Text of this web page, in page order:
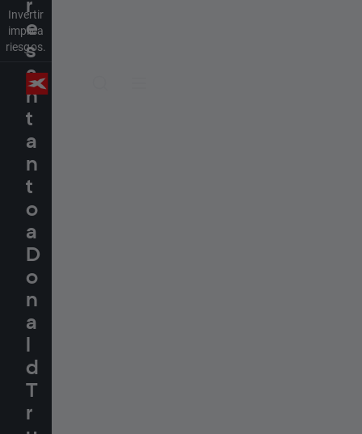
Invertir
implica
riesgos.
r
e
s
a
n
t
a
n
t
o
a
D
o
n
a
l
d
T
r